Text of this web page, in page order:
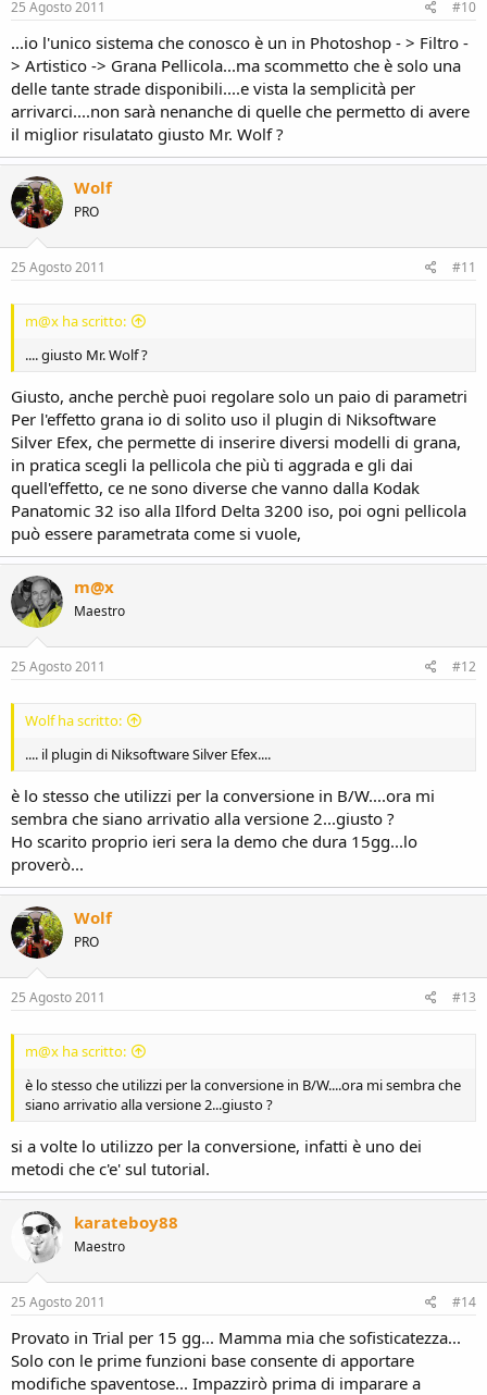
25 Agosto 2011 #10
...io l'unico sistema che conosco è un in Photoshop - > Filtro -
> Artistico -> Grana Pellicola...ma scommetto che è solo una
delle tante strade disponibili....e vista la semplicità per
arrivarci....non sarà nenanche di quelle che permetto di avere
il miglior risulatato giusto Mr. Wolf ?
Wolf
PRO
25 Agosto 2011 #11
m@x ha scritto:
.... giusto Mr. Wolf ?
Giusto, anche perchè puoi regolare solo un paio di parametri
Per l'effetto grana io di solito uso il plugin di Niksoftware
Silver Efex, che permette di inserire diversi modelli di grana,
in pratica scegli la pellicola che più ti aggrada e gli dai
quell'effetto, ce ne sono diverse che vanno dalla Kodak
Panatomic 32 iso alla Ilford Delta 3200 iso, poi ogni pellicola
può essere parametrata come si vuole,
m@x
Maestro
25 Agosto 2011 #12
Wolf ha scritto:
.... il plugin di Niksoftware Silver Efex....
è lo stesso che utilizzi per la conversione in B/W....ora mi
sembra che siano arrivatio alla versione 2...giusto ?
Ho scarito proprio ieri sera la demo che dura 15gg...lo
proverò...
Wolf
PRO
25 Agosto 2011 #13
m@x ha scritto:
è lo stesso che utilizzi per la conversione in B/W....ora mi sembra che
siano arrivatio alla versione 2...giusto ?
si a volte lo utilizzo per la conversione, infatti è uno dei
metodi che c'e' sul tutorial.
karateboy88
Maestro
25 Agosto 2011 #14
Provato in Trial per 15 gg... Mamma mia che sofisticatezza...
Solo con le prime funzioni base consente di apportare
modifiche spaventose... Impazzirò prima di imparare a